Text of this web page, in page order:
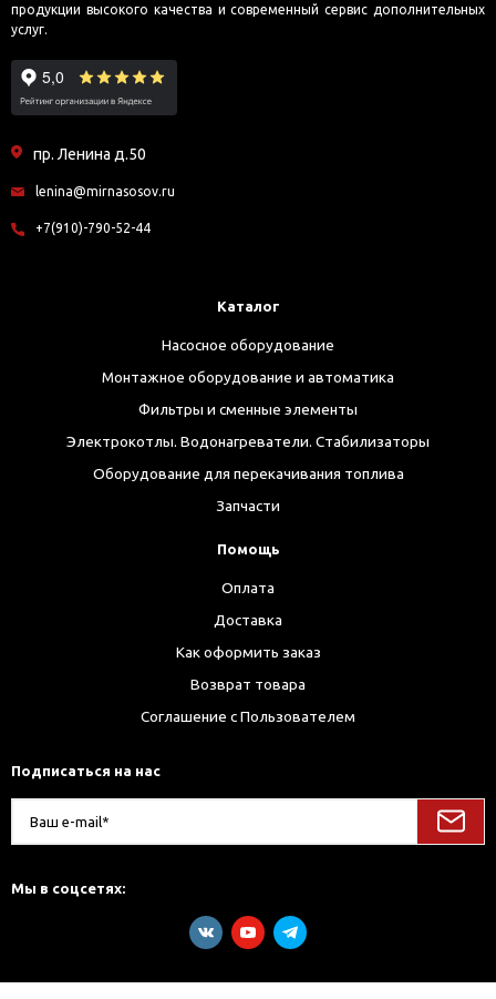
продукции высокого качества и современный сервис дополнительных
услуг.
пр. Ленина д.50
lenina@mirnasosov.ru
+7(910)-790-52-44
Каталог
Насосное оборудование
Монтажное оборудование и автоматика
Фильтры и сменные элементы
Электрокотлы. Водонагреватели. Стабилизаторы
Оборудование для перекачивания топлива
Запчасти
Помощь
Оплата
Доставка
Как оформить заказ
Возврат товара
Соглашение с Пользователем
Подписаться на нас
Мы в соцсетях: